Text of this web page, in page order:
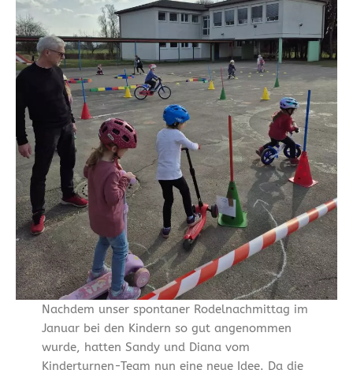
Nachdem unser spontaner Rodelnachmittag im
Januar bei den Kindern so gut angenommen
wurde, hatten Sandy und Diana vom
Kinderturnen-Team nun eine neue Idee. Da die